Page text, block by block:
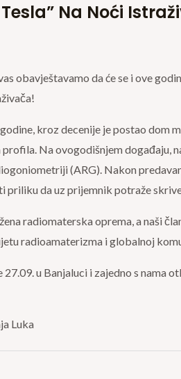
Na Noći
obavještavamo da će se i ove
kroz decenije je postao dom
Na ovogodišnjem događaju,
(ARG). Nakon
priliku da uz prijemnik potraže
radiomaterska oprema, a naši
radioamaterizma i globalnoj
27.09. u Banjaluci i zajedno s nama
Luka